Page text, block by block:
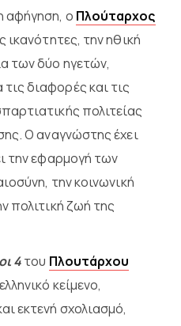
αφήγηση, ο Πλούταρχος
ικανότητες, την ηθική
των δύο ηγετών,
διαφορές και τις
πολιτείας
Ο αναγνώστης έχει
την εφαρμογή των
την κοινωνική
πολιτική ζωή της
4του Πλουτάρχου
κείμενο,
εκτενή σχολιασμό,